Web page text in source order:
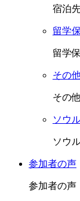
宿泊
留学
留学
その
その
ソウ
ソウ
参加者の声
参加者の声